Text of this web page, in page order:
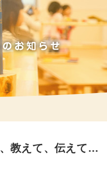
教えて、伝えて…